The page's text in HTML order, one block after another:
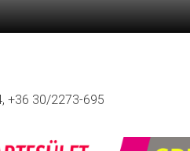
+36 30/2273-695